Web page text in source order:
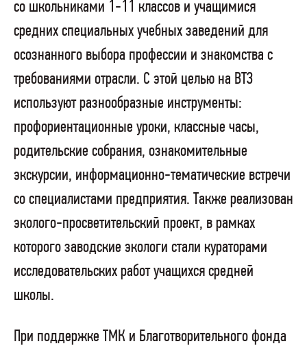
со школьниками 1-11 классов и учащимися
средних специальных учебных заведений для
осознанного выбора профессии и знакомства с
требованиями отрасли. С этой целью на ВТЗ
используют разнообразные инструменты:
профориентационные уроки, классные часы,
родительские собрания, ознакомительные
экскурсии, информационно-тематические встречи
со специалистами предприятия. Также реализован
эколого-просветительский проект, в рамках
которого заводские экологи стали кураторами
исследовательских работ учащихся средней
школы.
При поддержке ТМК и Благотворительного фонда